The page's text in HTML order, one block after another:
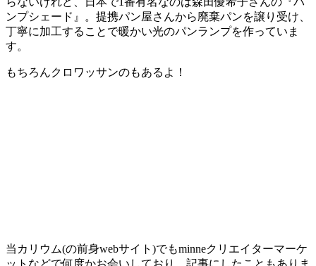
ンプシェード』。提携パン屋さんから廃棄パンを譲り受け、
丁寧に加工することで暖かい光のパンランプを作っていま
す。
もちろんクロワッサンのもあるよ！
当カリウム(の前身webサイト)でもminneクリエイターマーケ
ットなどで何度かお会いしており、記事にしたこともありま